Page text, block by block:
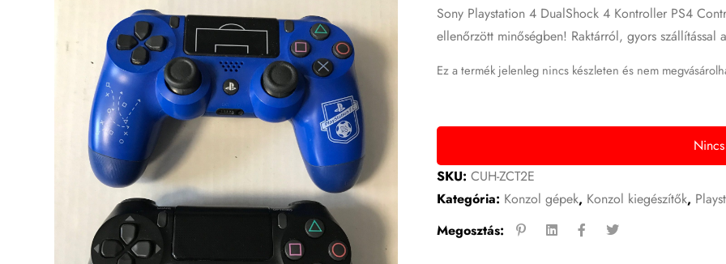
Sony Playstation 4 DualShock 4 Kontroller PS4
ellenőrzött minőségben! Raktárról, gyors szállítással
Ez a termék jelenleg nincs készleten és nem
SKU: CUH-ZCT2E
Kategória: Konzol gépek, Konzol kiegészítők,
Megosztás: